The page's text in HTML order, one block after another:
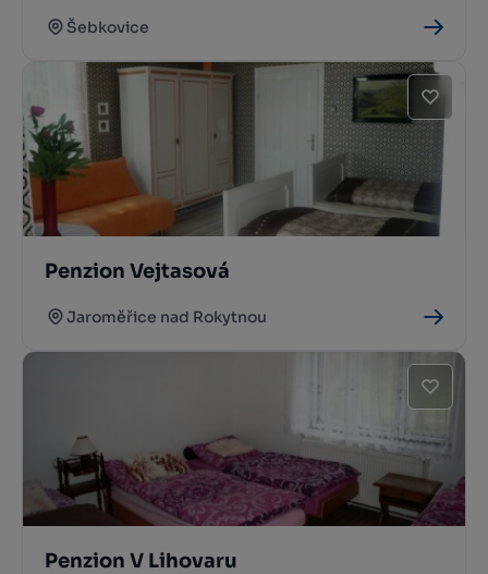
Šebkovice
Penzion Vejtasová
Jaroměřice nad Rokytnou
Penzion V Lihovaru